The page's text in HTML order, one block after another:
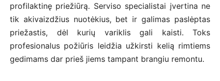
profilaktinę priežiūrą. Serviso specialistai įvertina ne
tik akivaizdžius nuotėkius, bet ir galimas paslėptas
priežastis, dėl kurių variklis gali kaisti. Toks
profesionalus požiūris leidžia užkirsti kelią rimtiems
gedimams dar prieš jiems tampant brangiu remontu.